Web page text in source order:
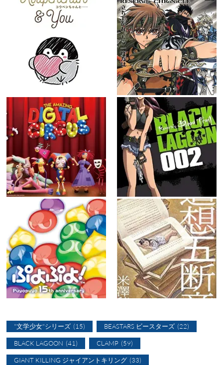
"文学少女"シリーズ (15) BEASTARS ビースターズ (22)
BLACK LAGOON (41) CLAMP (59)
GIANT KILLING ジャイアントキリング (33)